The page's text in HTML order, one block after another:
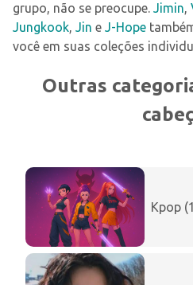
grupo, não se preocupe. Jimin,
Jungkook, Jin e J-Hope
você em suas coleções
Outras
Kpop